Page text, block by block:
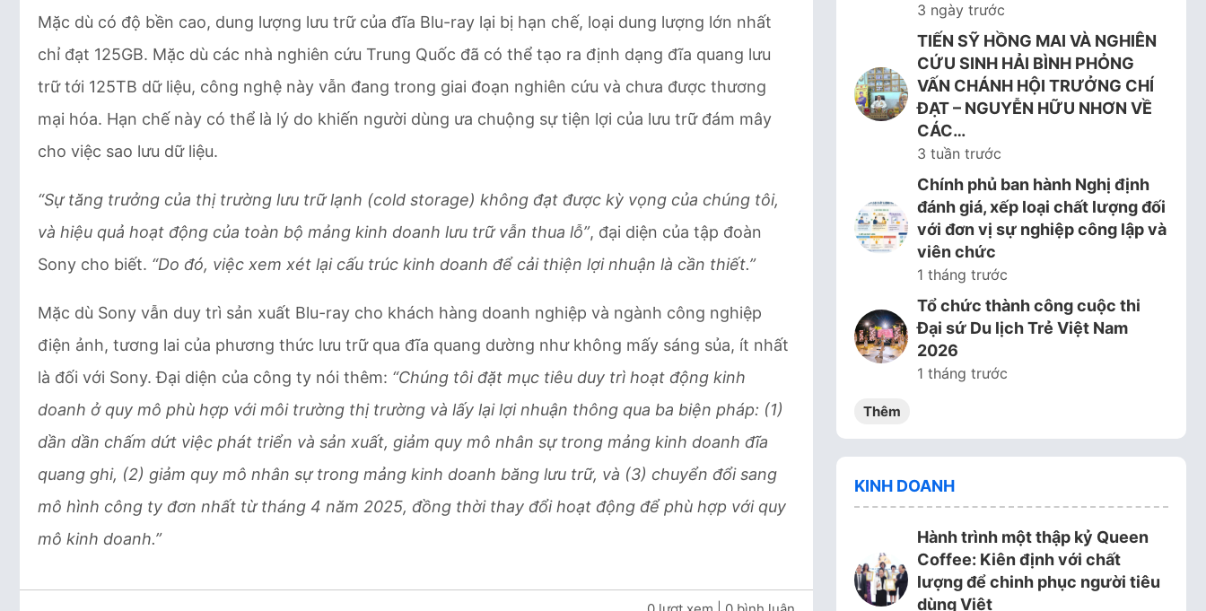
Mặc dù có độ bền cao, dung lượng lưu trữ của đĩa Blu-ray lại bị hạn chế, loại dung lượng lớn nhất
chỉ đạt 125GB. Mặc dù các nhà nghiên cứu Trung Quốc đã có thể tạo ra định dạng đĩa quang lưu
trữ tới 125TB dữ liệu, công nghệ này vẫn đang trong giai đoạn nghiên cứu và chưa được thương
mại hóa. Hạn chế này có thể là lý do khiến người dùng ưa chuộng sự tiện lợi của lưu trữ đám mây
cho việc sao lưu dữ liệu.
“Sự tăng trưởng của thị trường lưu trữ lạnh (cold storage) không đạt được kỳ vọng của chúng tôi,
và hiệu quả hoạt động của toàn bộ mảng kinh doanh lưu trữ vẫn thua lỗ”, đại diện của tập đoàn
Sony cho biết. “Do đó, việc xem xét lại cấu trúc kinh doanh để cải thiện lợi nhuận là cần thiết.”
Mặc dù Sony vẫn duy trì sản xuất Blu-ray cho khách hàng doanh nghiệp và ngành công nghiệp
điện ảnh, tương lai của phương thức lưu trữ qua đĩa quang dường như không mấy sáng sủa, ít nhất
là đối với Sony. Đại diện của công ty nói thêm: “Chúng tôi đặt mục tiêu duy trì hoạt động kinh
doanh ở quy mô phù hợp với môi trường thị trường và lấy lại lợi nhuận thông qua ba biện pháp: (1)
dần dần chấm dứt việc phát triển và sản xuất, giảm quy mô nhân sự trong mảng kinh doanh đĩa
quang ghi, (2) giảm quy mô nhân sự trong mảng kinh doanh băng lưu trữ, và (3) chuyển đổi sang
mô hình công ty đơn nhất từ tháng 4 năm 2025, đồng thời thay đổi hoạt động để phù hợp với quy
mô kinh doanh.”
3 ngày trước
TIẾN SỸ HỒNG MAI VÀ NGHIÊN
CỨU SINH HẢI BÌNH PHỎNG
VẤN CHÁNH HỘI TRƯỞNG CHÍ
ĐẠT – NGUYỄN HỮU NHƠN VỀ
CÁC…
3 tuần trước
Chính phủ ban hành Nghị định
đánh giá, xếp loại chất lượng đối
với đơn vị sự nghiệp công lập và
viên chức
1 tháng trước
Tổ chức thành công cuộc thi
Đại sứ Du lịch Trẻ Việt Nam
2026
1 tháng trước
Thêm
KINH DOANH
Hành trình một thập kỷ Queen
Coffee: Kiên định với chất
lượng để chinh phục người tiêu
dùng Việt